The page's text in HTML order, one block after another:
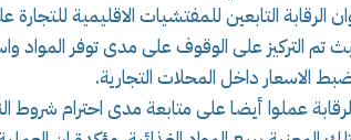
التابعين للمفتشيات الاقليمية للتجارة على
تم التركيز على الوقوف على مدى توفر المواد
الاسعار داخل المحلات التجارية.
عملوا أيضا على متابعة مدى احترام شروط